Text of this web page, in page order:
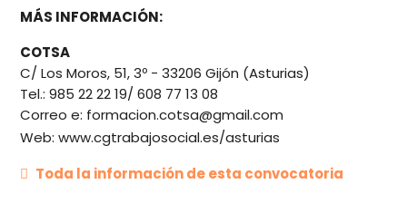
MÁS INFORMACIÓN:
COTSA
C/ Los Moros, 51, 3º - 33206 Gijón (Asturias)
Tel.: 985 22 22 19/ 608 77 13 08
Correo e: formacion.cotsa@gmail.com
Web:www.cgtrabajosocial.es/asturias
Toda la información de esta convocatoria